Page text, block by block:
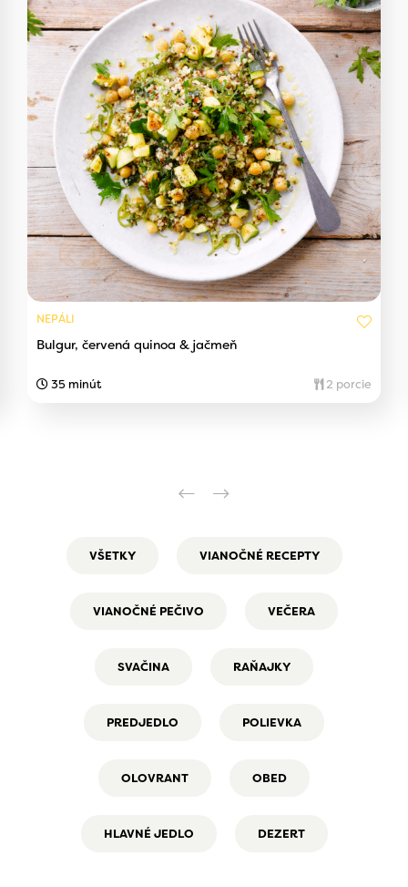
NEPÁLI
Bulgur, červená quinoa & jačmeň
35 minút 2 porcie
VŠETKY VIANOČNÉ RECEPTY
VIANOČNÉ PEČIVO VEČERA
SVAČINA RAŇAJKY
PREDJEDLO POLIEVKA
OLOVRANT OBED
HLAVNÉ JEDLO DEZERT